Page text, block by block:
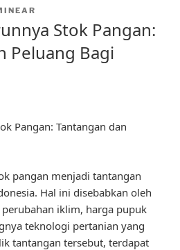
Stok Pangan:
Peluang Bagi
Pangan: Tantangan dan
pangan menjadi tantangan
Hal ini disebabkan oleh
iklim, harga pupuk
teknologi pertanian yang
tantangan tersebut, terdapat